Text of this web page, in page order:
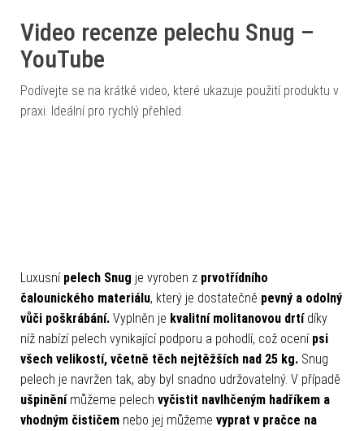
Video recenze pelechu Snug –
YouTube
Podívejte se na krátké video, které ukazuje použití produktu v
praxi. Ideální pro rychlý přehled.
Luxusní pelech Snug je vyroben z prvotřídního
čalounického materiálu, který je dostatečně pevný a odolný
vůči poškrábání. Vyplněn je kvalitní molitanovou drtí díky
níž nabízí pelech vynikající podporu a pohodlí, což ocení psi
všech velikostí, včetně těch nejtěžších nad 25 kg. Snug
pelech je navržen tak, aby byl snadno udržovatelný. V případě
ušpiněnímůžeme pelech vyčistit navlhčeným hadříkem a
vhodným čističem nebo jej můžeme vyprat v pračce na